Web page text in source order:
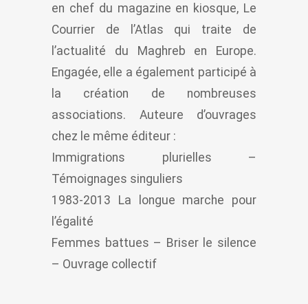
en chef du magazine en kiosque, Le
Courrier de l’Atlas qui traite de
l’actualité du Maghreb en Europe.
Engagée, elle a également participé à
la création de nombreuses
associations. Auteure d’ouvrages
chez le même éditeur :
Immigrations plurielles –
Témoignages singuliers
1983-2013 La longue marche pour
l’égalité
Femmes battues – Briser le silence
– Ouvrage collectif